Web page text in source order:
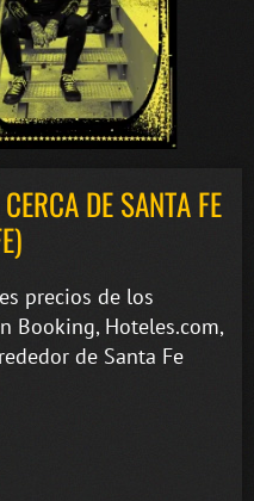
DE SANTA FE
precios de los
Booking, Hoteles.com,
de Santa Fe